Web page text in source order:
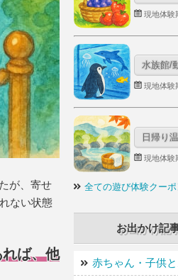
が、寄せ
ない状態
ば、他
現地体験
水族館/
現地体験
日帰り
現地体験
全ての遊び体験クー
お出かけ記
赤ちゃん・子供